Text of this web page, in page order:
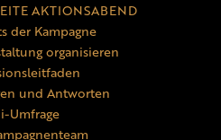
AKTIONSABEND
der Kampagne
organisieren
und Antworten
Umfrage